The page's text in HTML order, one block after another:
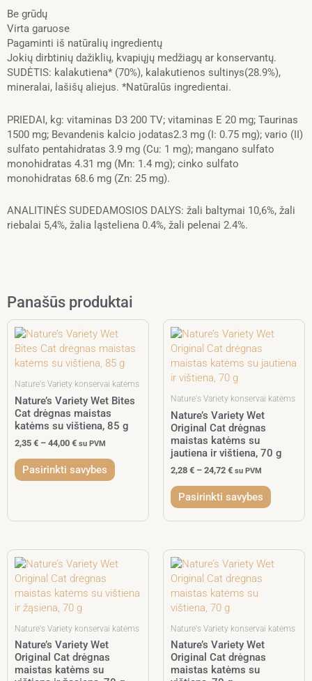
70
g
Be grūdų
Virta garuose
Pagaminti iš natūralių ingredientų
Jokių dirbtinių dažiklių, kvapiųjų medžiagų ar konservantų.
SUDĖTIS: kalakutiena* (70%), kalakutienos sultinys(28.9%),
mineralai, lašišų aliejus. *Natūralūs ingredientai.
PRIEDAI, kg: vitaminas D3 200 TV; vitaminas E 20 mg; Taurinas
1500 mg; Bevandenis kalcio jodatas2.3 mg (I: 0.75 mg); vario (II)
sulfato pentahidratas 3.9 mg (Cu: 1 mg); mangano sulfato
monohidratas 4.31 mg (Mn: 1.4 mg); cinko sulfato
monohidratas 68.6 mg (Zn: 25 mg).
ANALITINĖS SUDEDAMOSIOS DALYS: žali baltymai 10,6%, žali
riebalai 5,4%, žalia ląsteliena 0.4%, žali pelenai 2.4%.
Panašūs produktai
Nature's Variety konservai katėms
Nature’s Variety Wet Bites
Cat drėgnas maistas
katėms su vištiena, 85 g
2,35 € – 44,00 €
range:
2,35 €
through
su PVM
Pasirinkti savybes
product
has
multiple
variants.
The
may
on
Nature's Variety konservai katėms
Nature’s Variety Wet
Original Cat drėgnas
maistas katėms su
jautiena ir vištiena, 70 g
2,28 € – 24,72 €
range:
2,28 €
through
su PVM
Pasirinkti savybes
product
multiple
The
chosen
the
product
Nature's Variety konservai katėms
Nature’s Variety Wet
Original Cat drėgnas
maistas katėms su
range:
2,28 €
through
product
multiple
The
Nature's Variety konservai katėms
Nature’s Variety Wet
Original Cat drėgnas
maistas katėms su
range:
2,28 €
through
product
The